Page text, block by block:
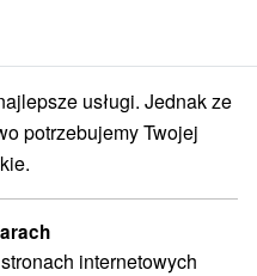
Čergov
usługi. Jednak ze
potrzebujemy Twojej
internetowych